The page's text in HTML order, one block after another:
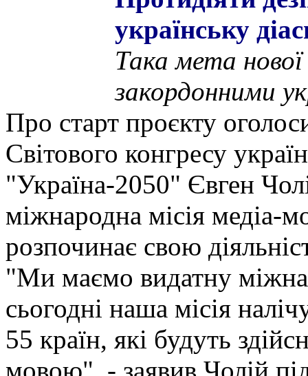
українську
Така мета нової
закордонними
Про старт проєкту
Світового конгресу
"Україна-2050" Євген
міжнародна місія медіа-
розпочинає свою
"Ми маємо видатну
сьогодні наша місія
55 країн, які будуть
мовою", - заявив Чолій